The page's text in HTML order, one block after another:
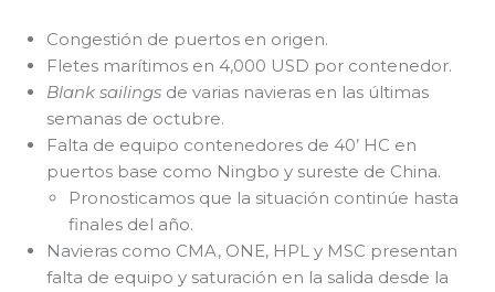
Congestión de puertos en origen.
Fletes marítimos en 4,000 USD por contenedor.
Blank sailings de varias navieras en las últimas
semanas de octubre.
Falta de equipo contenedores de 40’ HC en
puertos base como Ningbo y sureste de China.
Pronosticamos que la situación continúe hasta
finales del año.
Navieras como CMA, ONE, HPL y MSC presentan
falta de equipo y saturación en la salida desde la